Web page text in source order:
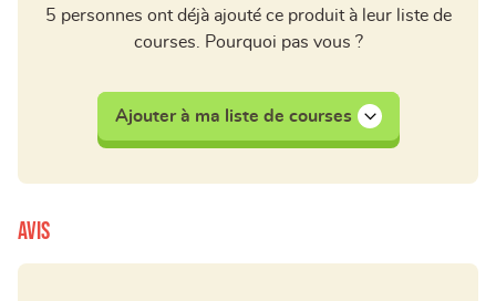
5 personnes ont déjà ajouté ce produit à leur liste de
courses. Pourquoi pas vous ?
Ajouter à ma liste de courses
Avis